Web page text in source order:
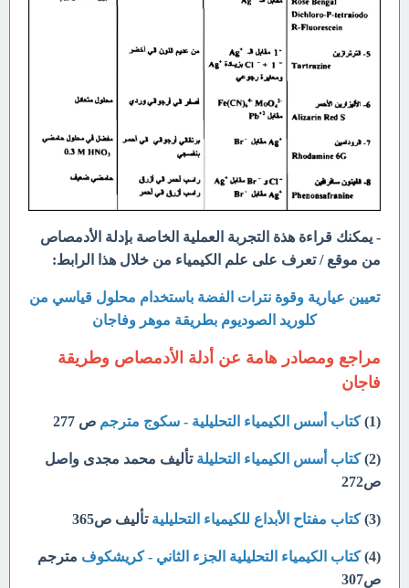
- يمكنك قراءة هذة التجربة العملية الخاصة بإدلة الأدمصاص
من موقع / تعرف على علم الكيمياء من خلال هذا الرابط:
تعیین عیاریة وقوة نترات الفضة باستخدام محلول قياسي من
كلوريد الصوديوم بطريقة موهر وفاجان
مراجع ومصادر هامة عن أدلة الأدمصاص وطريقة
فاجان
(1) كتاب أسس الكيمياء التحليلية - سكوج مترجم ص 277
(2) كتاب أسس الكيمياء التحليلة تأليف محمد مجدى واصل
ص272
(3) كتاب مفتاح الأبداع للكيمياء التحليلية تأليف ص365
(4) كتاب الكيمياء التحليلية الجزء الثاني - كريشكوف مترجم
ص307